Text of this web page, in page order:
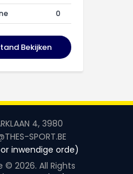
0
Bekijken
4, 3980
SPORT.BE
inwendige orde)
2026. All Rights